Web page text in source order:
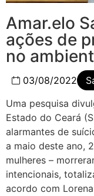
Amar.elo
ações de
no
03/08/2022
Uma pesquisa
Estado do Ceará
alarmantes de
a maio deste ano,
mulheres –
intencionais,
acordo com